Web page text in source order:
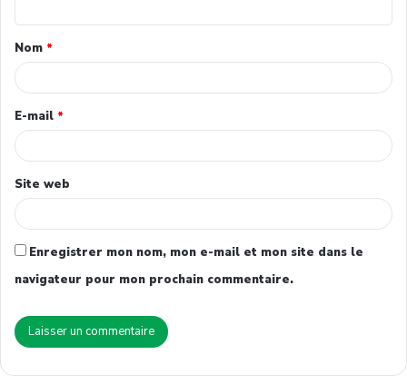
Nom *
E-mail *
Site web
Enregistrer mon nom, mon e-mail et mon site dans le
navigateur pour mon prochain commentaire.